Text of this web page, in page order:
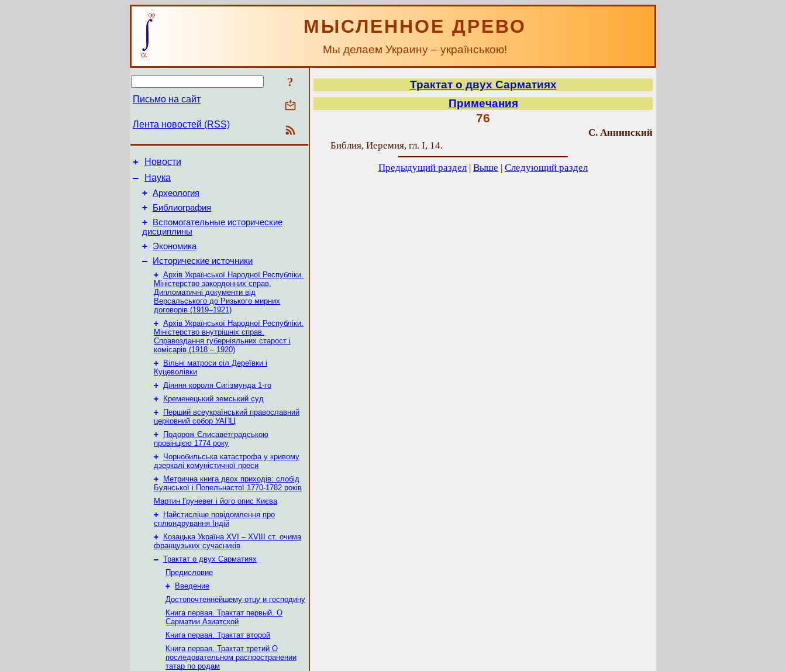
МЫСЛЕННОЕ ДРЕВО
Мы делаем Украину – українською!
?
Письмо на сайт
Лента новостей (RSS)
+ Новости
–
Наука
+ Археология
+ Библиография
+
Вспомогательные исторические
дисциплины
+ Экономика
– Исторические источники
+ Архів Української Народної Республіки.
Міністерство закордонних справ.
Дипломатичні документи від
Версальського до Ризького мирних
договорів (1919–1921)
+ Архів Української Народної Республіки.
Міністерство внутрішніх справ.
Справоздання губерніяльних старост і
комісарів (1918 – 1920)
+
Вільні матроси сіл Дереївки і
Куцеволівки
+ Діяння короля Сигізмунда 1-го
+
Кременецький земський суд
+
Перший всеукраїнський православний
церковний собор УАПЦ
+
Подорож Єлисаветградською
провінцією 1774 року
+ Чорнобильська катастрофа у кривому
дзеркалі комуністичної преси
+
Метрична книга двох приходів: слобід
Буянської і Попельнастої 1770-1782 років
Мартин Груневег і його опис Києва
+
Найстисліше повідомлення про
сплюндрування Індій
+
Козацька Україна ХVІ – ХVІІІ ст. очима
французьких сучасників
– Трактат о двух Сарматиях
Предисловие
+
Введение
Достопочтеннейшему отцу и господину
Книга первая. Трактат первый. О
Сарматии Азиатской
Книга первая. Трактат второй
Книга первая. Трактат третий О
последовательном распространении
татар по родам
Трактат о двух Сарматиях
Примечания
76
С. Аннинский
Библия, Иеремия, гл. I, 14.
Предыдущий раздел | Выше | Следующий раздел